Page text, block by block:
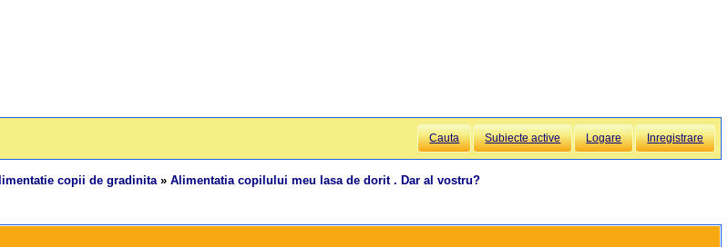
Cauta Subiecte active Logare Inregistrare
copii de gradinita»Alimentatia copilului meu lasa de dorit . Dar al vostru?